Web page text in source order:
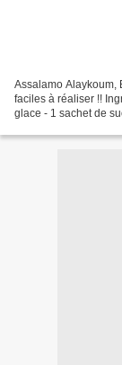
Assalamo Alaykoum,
faciles à réaliser !!
glace - 1 sachet de